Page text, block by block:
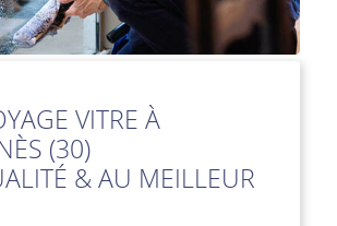
VITRE À
(30)
& AU MEILLEUR